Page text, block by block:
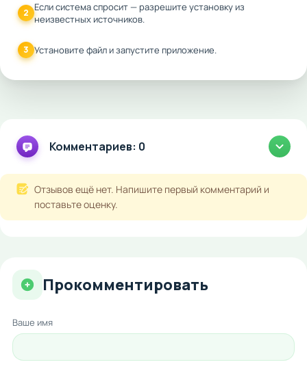
2 Если система спросит — разрешите установку из
неизвестных источников.
3 Установите файл и запустите приложение.
Комментариев: 0
Отзывов ещё нет. Напишите первый комментарий и
поставьте оценку.
Прокомментировать
Ваше имя